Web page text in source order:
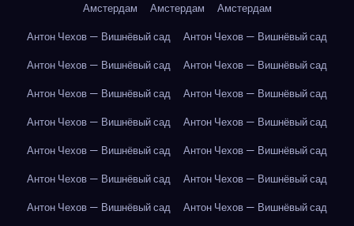
Амстердам
Амстердам
Амстердам
Антон Чехов — Вишнёвый сад
Антон Чехов — Вишнёвый сад
Антон Чехов — Вишнёвый сад
Антон Чехов — Вишнёвый сад
Антон Чехов — Вишнёвый сад
Антон Чехов — Вишнёвый сад
Антон Чехов — Вишнёвый сад
Антон Чехов — Вишнёвый сад
Антон Чехов — Вишнёвый сад
Антон Чехов — Вишнёвый сад
Антон Чехов — Вишнёвый сад
Антон Чехов — Вишнёвый сад
Антон Чехов — Вишнёвый сад
Антон Чехов — Вишнёвый сад